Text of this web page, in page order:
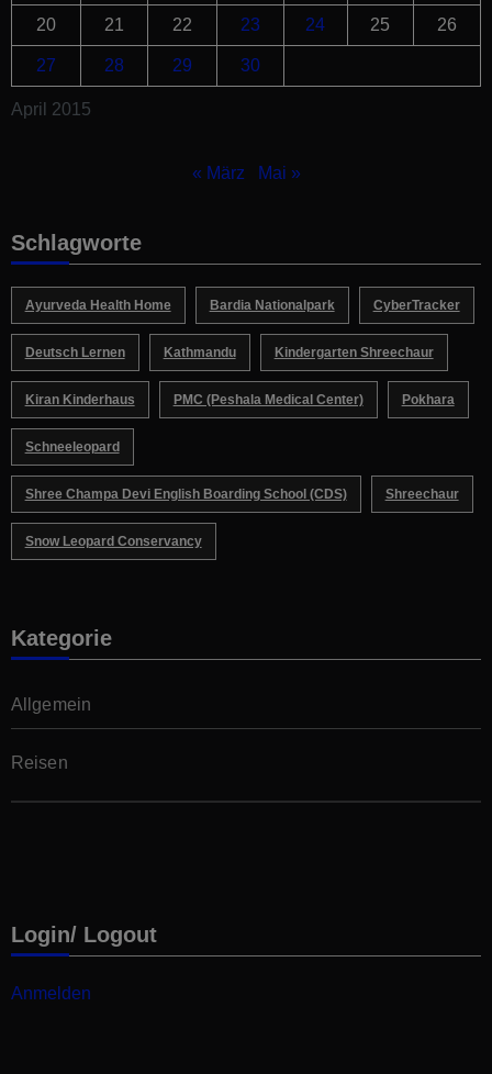
April 2015
20 21 22 23 24 25 26
27 28 29 30
« März Mai »
Schlagworte
Ayurveda Health Home Bardia Nationalpark CyberTracker
Deutsch Lernen Kathmandu Kindergarten Shreechaur
Kiran Kinderhaus PMC (Peshala Medical Center) Pokhara
Schneeleopard
Shree Champa Devi English Boarding School (CDS) Shreechaur
Snow Leopard Conservancy
Kategorie
Allgemein
Reisen
Login/ Logout
Anmelden